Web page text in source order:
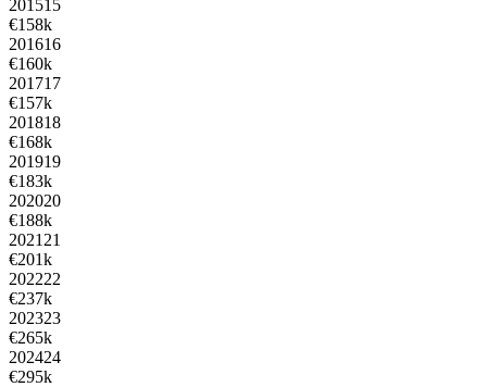
201515
€158k
201616
€160k
201717
€157k
201818
€168k
201919
€183k
202020
€188k
2021 21
€201k
202222
€237k
202323
€265k
202424
€295k